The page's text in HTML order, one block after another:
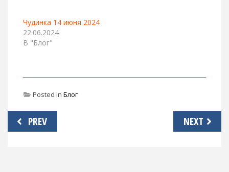
Чудинка 14 июня 2024
22.06.2024
В "Блог"
Posted in Блог
Навигация
по
PREV NEXT